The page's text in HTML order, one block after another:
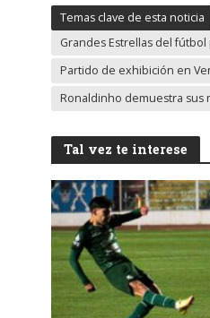
Temas clave de esta noticia
Grandes Estrellas del
Partido de exhibición en
Ronaldinho demuestra sus
Tal vez te interese